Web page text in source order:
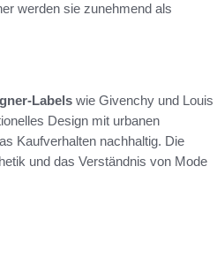
werden sie zunehmend als
Labels wie Givenchy und Louis
Design mit urbanen
Kaufverhalten nachhaltig. Die
und das Verständnis von Mode